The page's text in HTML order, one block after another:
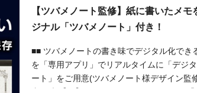
【ツバメノート監修】紙に書いたメ
ジナル「ツバメノート」付き！
■■ ツバメノートの書き味でデジタル化で
を「専用アプリ」でリアルタイムに「デジ
ート」をご用意(ツバメノート様デザイン